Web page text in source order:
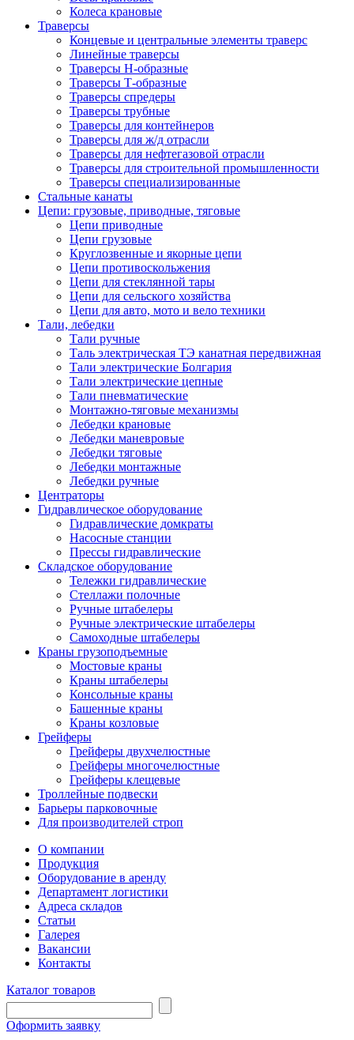
Колеса крановые
Траверсы
Концевые и центральные элементы траверс
Линейные траверсы
Траверсы Н-образные
Траверсы Т-образные
Траверсы спредеры
Траверсы трубные
Траверсы для контейнеров
Траверсы для ж/д отрасли
Траверсы для нефтегазовой отрасли
Траверсы для строительной промышленности
Траверсы специализированные
Стальные канаты
Цепи: грузовые, приводные, тяговые
Цепи приводные
Цепи грузовые
Круглозвенные и якорные цепи
Цепи противоскольжения
Цепи для стеклянной тары
Цепи для сельского хозяйства
Цепи для авто, мото и вело техники
Тали, лебедки
Тали ручные
Таль электрическая ТЭ канатная передвижная
Тали электрические Болгария
Тали электрические цепные
Тали пневматические
Монтажно-тяговые механизмы
Лебедки крановые
Лебедки маневровые
Лебедки тяговые
Лебедки монтажные
Лебедки ручные
Центраторы
Гидравлическое оборудование
Гидравлические домкраты
Насосные станции
Прессы гидравлические
Складское оборудование
Тележки гидравлические
Cтеллажи полочные
Ручные штабелеры
Ручные электрические штабелеры
Самоходные штабелеры
Краны грузоподъемные
Мостовые краны
Краны штабелеры
Консольные краны
Башенные краны
Краны козловые
Грейферы
Грейферы двухчелюстные
Грейферы многочелюстные
Грейферы клещевые
Троллейные подвески
Барьеры парковочные
Для производителей строп
О компании
Продукция
Оборудование в аренду
Департамент логистики
Адреса складов
Статьи
Галерея
Вакансии
Контакты
Каталог товаров
Оформить заявку